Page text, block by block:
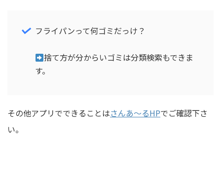
フライパンって何ゴミだっけ？
捨て方が分からいゴミは分類検索もできま
す。
その他アプリでできることはさんあ〜るHPでご確認下さ
い。